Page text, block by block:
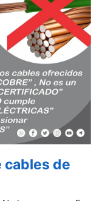
cables de